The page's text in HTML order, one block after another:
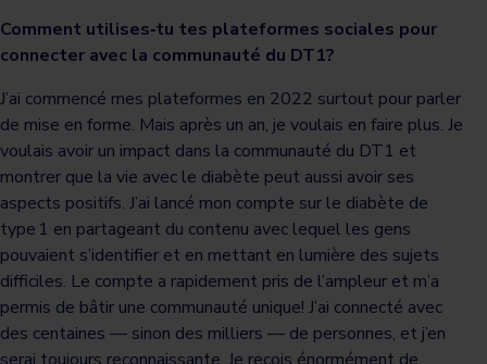
Comment utilises‑tu tes plateformes sociales pour
connecter avec la communauté du DT1?
J’ai commencé mes plateformes en 2022 surtout pour parler
de mise en forme. Mais après un an, je voulais en faire plus. Je
voulais avoir un impact dans la communauté du DT1 et
montrer que la vie avec le diabète peut aussi avoir ses
aspects positifs. J’ai lancé mon compte sur le diabète de
type 1 en partageant du contenu avec lequel les gens
pouvaient s’identifier et en mettant en lumière des sujets
difficiles. Le compte a rapidement pris de l’ampleur et m’a
permis de bâtir une communauté unique! J’ai connecté avec
des centaines — sinon des milliers — de personnes, et j’en